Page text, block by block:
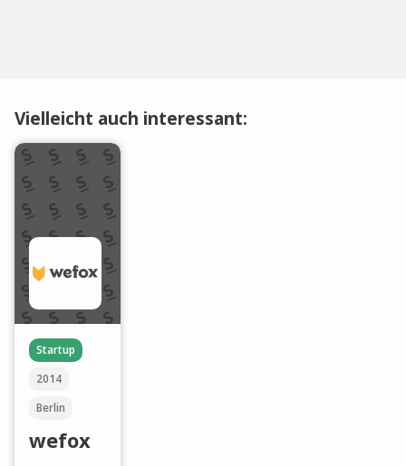
Vielleicht auch interessant:
Startup
2014
Berlin
wefox